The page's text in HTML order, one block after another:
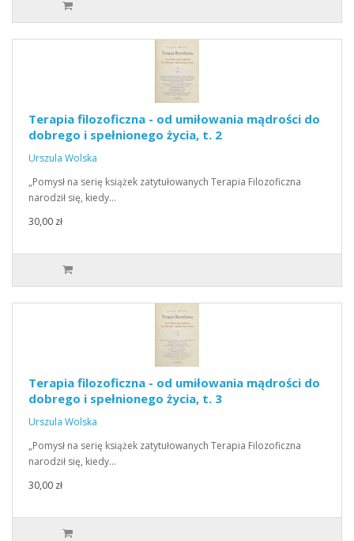
Terapia filozoficzna - od umiłowania mądrości do
dobrego i spełnionego życia, t. 2
Urszula Wolska
„Pomysł na serię książek zatytułowanych Terapia Filozoficzna
narodził się, kiedy…
30,00 zł
Terapia filozoficzna - od umiłowania mądrości do
dobrego i spełnionego życia, t. 3
Urszula Wolska
„Pomysł na serię książek zatytułowanych Terapia Filozoficzna
narodził się, kiedy…
30,00 zł